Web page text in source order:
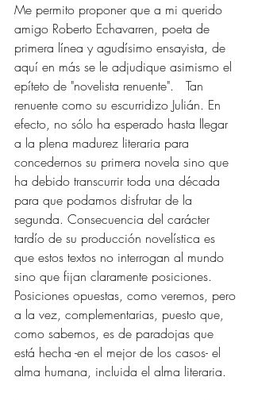
Me permito proponer que a mi querido
amigo Roberto Echavarren, poeta de
primera línea y agudísimo ensayista, de
aquí en más se le adjudique asimismo el
epíteto de "novelista renuente".   Tan
renuente como su escurridizo Julián. En
efecto, no sólo ha esperado hasta llegar
a la plena madurez literaria para
concedernos su primera novela sino que
ha debido transcurrir toda una década
para que podamos disfrutar de la
segunda. Consecuencia del carácter
tardío de su producción novelística es
que estos textos no interrogan al mundo
sino que fijan claramente posiciones.
Posiciones opuestas, como veremos, pero
a la vez, complementarias, puesto que,
como sabemos, es de paradojas que
está hecha -en el mejor de los casos- el
alma humana, incluida el alma literaria.